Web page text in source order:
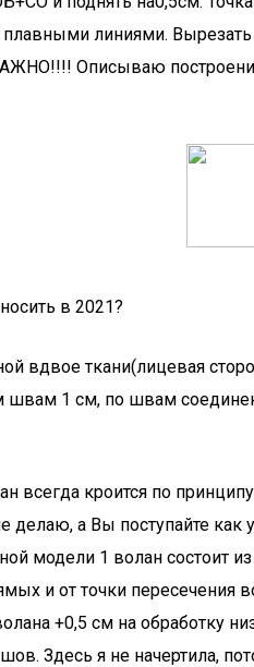
плавными линиями.
Описываю
в 2021?
вдвое ткани(лицевая
1 см, по швам
всегда кроится по
делаю, а Вы поступайте
модели 1 волан состоит
и от точки
+0,5 см на обработку
Здесь я не начертила,